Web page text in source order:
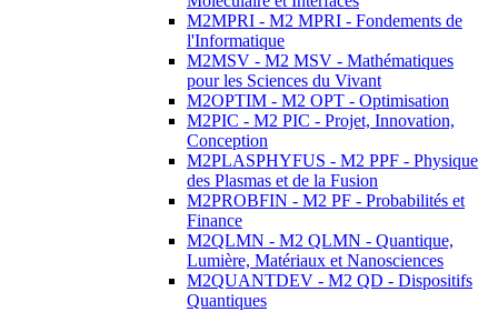
M2MPRI - M2 MPRI - Fondements de
l'Informatique
M2MSV - M2 MSV - Mathématiques
pour les Sciences du Vivant
M2OPTIM - M2 OPT - Optimisation
M2PIC - M2 PIC - Projet, Innovation,
Conception
M2PLASPHYFUS - M2 PPF - Physique
des Plasmas et de la Fusion
M2PROBFIN - M2 PF - Probabilités et
Finance
M2QLMN - M2 QLMN - Quantique,
Lumière, Matériaux et Nanosciences
M2QUANTDEV - M2 QD - Dispositifs
Quantiques